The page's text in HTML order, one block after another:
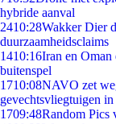
hybride aanval
2410:28Wakker Dier
duurzaamheidsclaims
1410:16Iran en Oman
buitenspel
1710:08NAVO zet
gevechtsvliegtuigen in
1709:48Random Pics